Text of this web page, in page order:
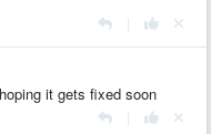
it gets fixed soon